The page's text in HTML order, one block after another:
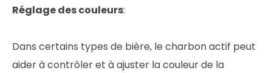
Réglage des couleurs:
Dans certains types de bière, le charbon actif peut
aider à contrôler et à ajuster la couleur de la